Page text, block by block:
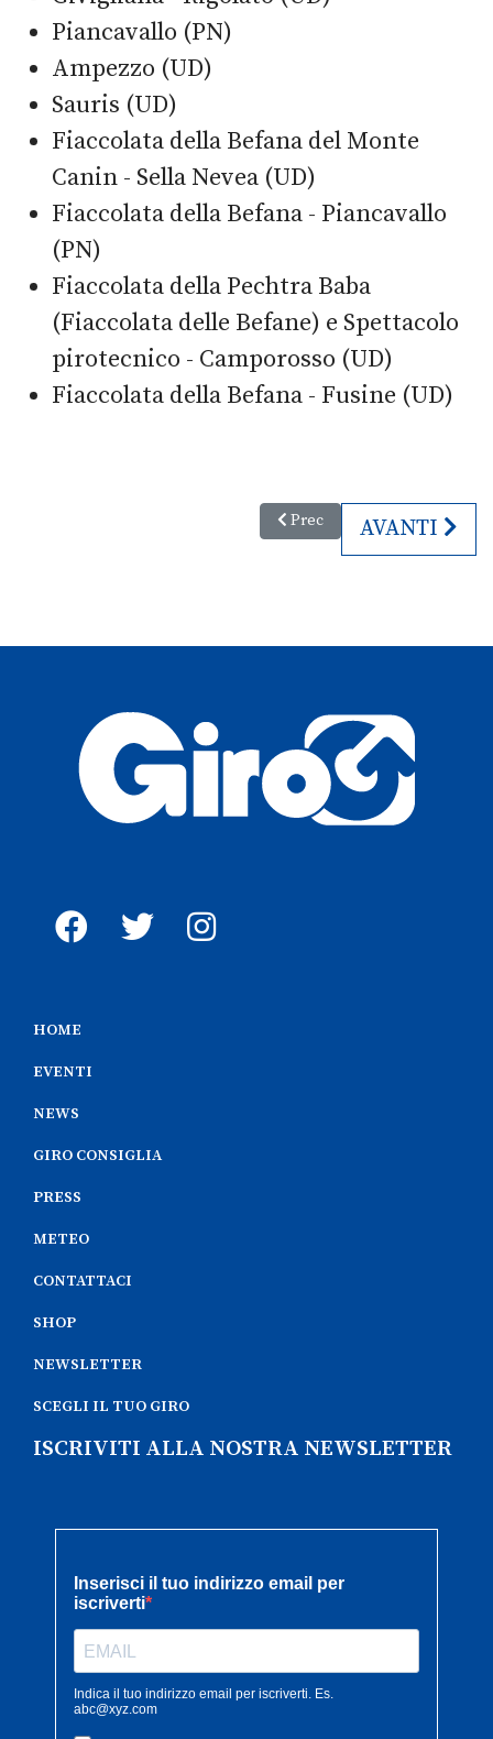
Piancavallo (PN)
Ampezzo (UD)
Sauris (UD)
Fiaccolata della Befana del Monte
Canin - Sella Nevea (UD)
Fiaccolata della Befana - Piancavallo
(PN)
Fiaccolata della Pechtra Baba
(Fiaccolata delle Befane) e Spettacolo
pirotecnico - Camporosso (UD)
Fiaccolata della Befana - Fusine (UD)
Articolo precedente: Messa
Prec ARTICOLO
AVANTI
HOME
EVENTI
NEWS
GIRO CONSIGLIA
PRESS
METEO
CONTATTACI
SHOP
NEWSLETTER
SCEGLI IL TUO GIRO
ISCRIVITI ALLA NOSTRA NEWSLETTER